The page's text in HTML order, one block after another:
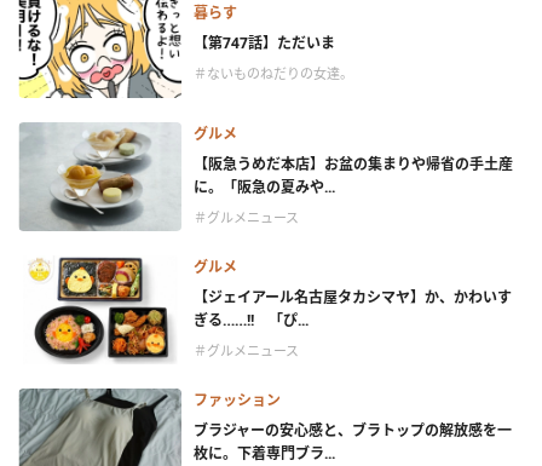
暮らす
【第747話】ただいま
＃ないものねだりの女達。
グルメ
【阪急うめだ本店】お盆の集まりや帰省の手土産
に。「阪急の夏みや...
＃グルメニュース
グルメ
【ジェイアール名古屋タカシマヤ】か、かわいす
ぎる……!! 「ぴ...
＃グルメニュース
ファッション
ブラジャーの安心感と、ブラトップの解放感を一
枚に。下着専門ブラ...